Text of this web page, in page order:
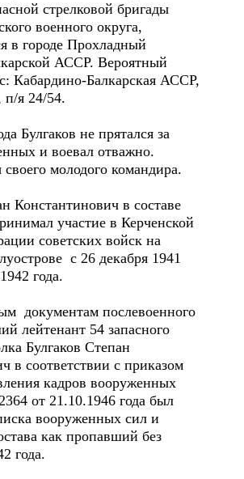
стрелковой бригады
военного округа,
в городе Прохладный
АССР. Вероятный
Кабардино-Балкарская АССР,
п/я 24/54.
Булгаков не прятался за
и воевал отважно.
молодого командира.
Константинович в составе
участие в Керченской
советских войск на
с 26 декабря 1941
года.
документам послевоенного
лейтенант 54 запасного
Булгаков Степан
в соответствии с приказом
кадров вооруженных
от 21.10.1946 года был
вооруженных сил и
как пропавший без
года.